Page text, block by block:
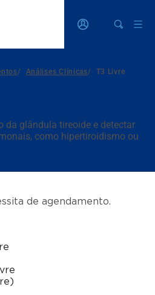
/ Análises Clínicas/ T3 Livre
da glândula tireoide e detectar
como hipertiroidismo ou
de agendamento.